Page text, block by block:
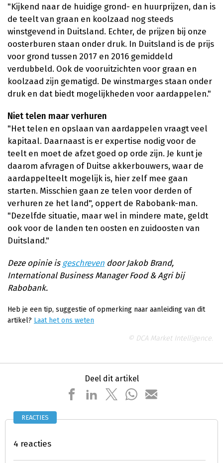
"Kijkend naar de huidige grond- en huurprijzen, dan is
de teelt van graan en koolzaad nog steeds
winstgevend in Duitsland. Echter, de prijzen bij onze
oosterburen staan onder druk. In Duitsland is de prijs
voor grond tussen 2017 en 2016 gemiddeld
verdubbeld. Ook de vooruitzichten voor graan en
koolzaad zijn gematigd. De winstmarges staan onder
druk en dat biedt mogelijkheden voor aardappelen."
Niet telen maar verhuren
"Het telen en opslaan van aardappelen vraagt veel
kapitaal. Daarnaast is er expertise nodig voor de
teelt en moet de afzet goed op orde zijn. Je kunt je
daarom afvragen of Duitse akkerbouwers, waar de
aardappelteelt mogelijk is, hier zelf mee gaan
starten. Misschien gaan ze telen voor derden of
verhuren ze het land", oppert de Rabobank-man.
"Dezelfde situatie, maar wel in mindere mate, geldt
ook voor de landen ten oosten en zuidoosten van
Duitsland."
Deze opinie is geschreven door Jakob Brand,
International Business Manager Food & Agri bij
Rabobank.
Heb je een tip, suggestie of opmerking naar aanleiding van dit
artikel? Laat het ons weten
© DCA Market Intelligence.
Deel dit artikel
REACTIES
4 reacties